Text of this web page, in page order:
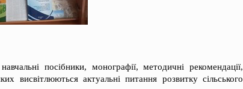
посібники, монографії, методичні рекомендації,
висвітлюються актуальні питання розвитку сільського